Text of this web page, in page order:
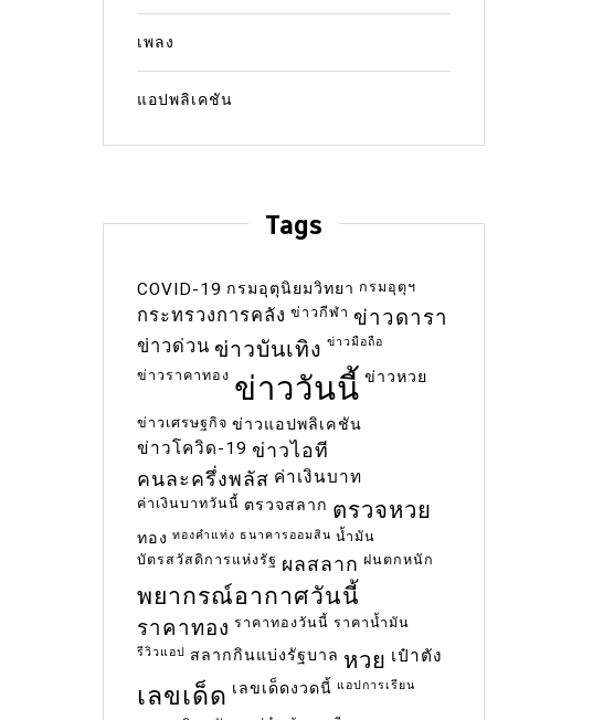
เพลง
แอปพลิเคชัน
Tags
COVID-19 กรมอุตุนิยมวิทยา กรมอุตุฯ
กระทรวงการคลัง ข่าวกีฬา ข่าวดารา
ข่าวด่วน ข่าวบันเทิง ข่าวมือถือ
ข่าวราคาทอง ข่าววันนี้ ข่าวหวย
ข่าวเศรษฐกิจ ข่าวแอปพลิเคชัน
ข่าวโควิด-19 ข่าวไอที
คนละครึ่งพลัส ค่าเงินบาท
ค่าเงินบาทวันนี้ ตรวจสลาก ตรวจหวย
ทอง ทองคำแท่ง ธนาคารออมสิน น้ำมัน
บัตรสวัสดิการแห่งรัฐ ผลสลาก ฝนตกหนัก
พยากรณ์อากาศวันนี้
ราคาทอง ราคาทองวันนี้ ราคาน้ำมัน
รีวิวแอป สลากกินแบ่งรัฐบาล หวย เป๋าตัง
เลขเด็ด เลขเด็ดงวดนี้ แอปการเรียน